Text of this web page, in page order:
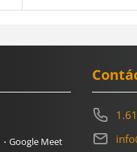
Google Meet